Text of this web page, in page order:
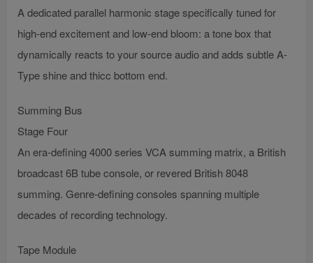
A dedicated parallel harmonic stage specifically tuned for
high-end excitement and low-end bloom: a tone box that
dynamically reacts to your source audio and adds subtle A-
Type shine and thicc bottom end.
Summing Bus
Stage Four
An era-defining 4000 series VCA summing matrix, a British
broadcast 6B tube console, or revered British 8048
summing. Genre-defining consoles spanning multiple
decades of recording technology.
Tape Module